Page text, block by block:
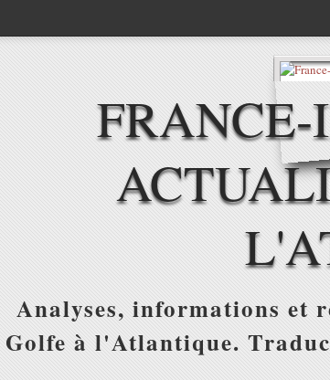
Analyses, informations et
Golfe à l'Atlantique.